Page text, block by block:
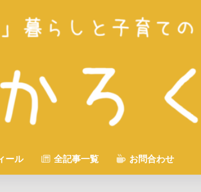
ール 全記事一覧 お問合わせ